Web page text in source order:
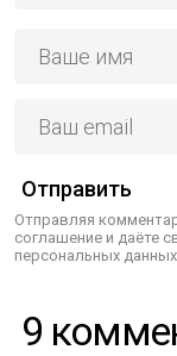
Отправить
Отправляя
соглашение и даёте
персональных
9